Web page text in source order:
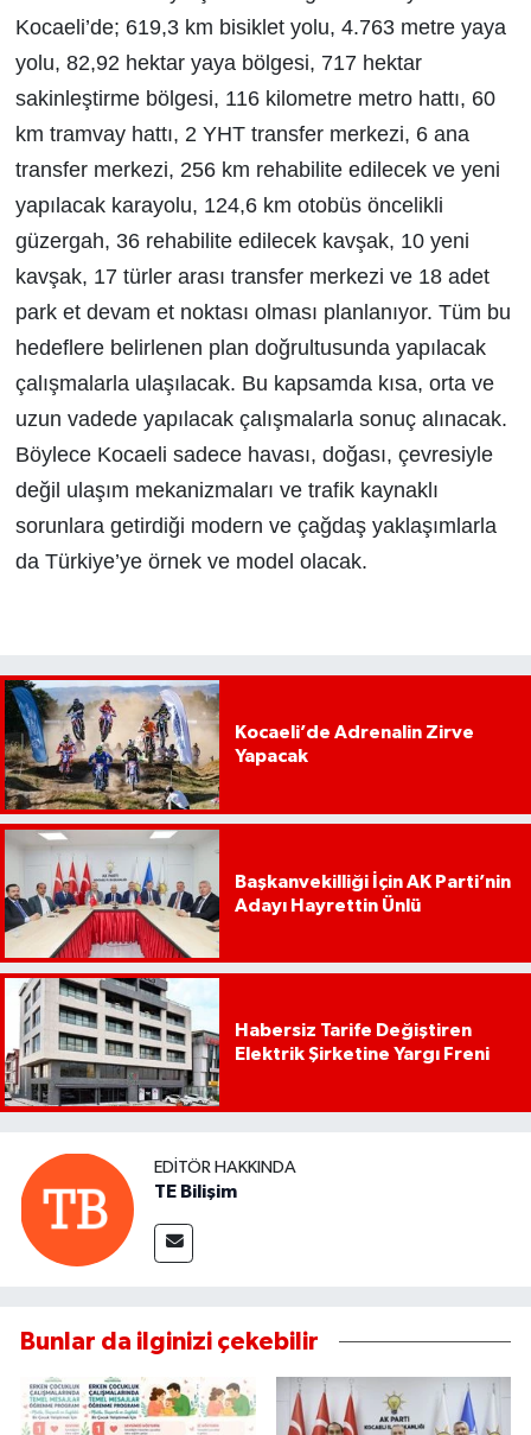
Kocaeli’de; 619,3 km bisiklet yolu, 4.763 metre yaya
yolu, 82,92 hektar yaya bölgesi, 717 hektar
sakinleştirme bölgesi, 116 kilometre metro hattı, 60
km tramvay hattı, 2 YHT transfer merkezi, 6 ana
transfer merkezi, 256 km rehabilite edilecek ve yeni
yapılacak karayolu, 124,6 km otobüs öncelikli
güzergah, 36 rehabilite edilecek kavşak, 10 yeni
kavşak, 17 türler arası transfer merkezi ve 18 adet
park et devam et noktası olması planlanıyor. Tüm bu
hedeflere belirlenen plan doğrultusunda yapılacak
çalışmalarla ulaşılacak. Bu kapsamda kısa, orta ve
uzun vadede yapılacak çalışmalarla sonuç alınacak.
Böylece Kocaeli sadece havası, doğası, çevresiyle
değil ulaşım mekanizmaları ve trafik kaynaklı
sorunlara getirdiği modern ve çağdaş yaklaşımlarla
da Türkiye’ye örnek ve model olacak.
Kocaeli’de Adrenalin Zirve
Yapacak
Başkanvekilliği İçin AK Parti’nin
Adayı Hayrettin Ünlü
Habersiz Tarife Değiştiren
Elektrik Şirketine Yargı Freni
EDITÖR HAKKINDA
TE Bilişim
Bunlar da ilginizi çekebilir